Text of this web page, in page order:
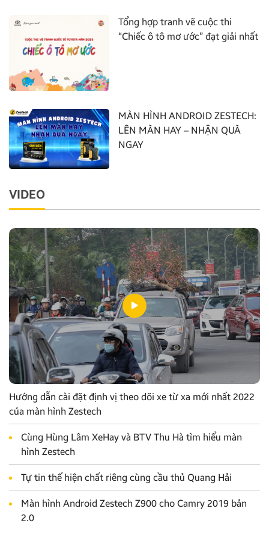
Tổng hợp tranh vẽ cuộc thi
“Chiếc ô tô mơ ước” đạt giải nhất
MÀN HÌNH ANDROID ZESTECH:
LÊN MÀN HAY – NHẬN QUÀ
NGAY
VIDEO
Hướng dẫn cài đặt định vị theo dõi xe từ xa mới nhất 2022
của màn hình Zestech
Cùng Hùng Lâm XeHay và BTV Thu Hà tìm hiểu màn
hình Zestech
Tự tin thể hiện chất riêng cùng cầu thủ Quang Hải
Màn hình Android Zestech Z900 cho Camry 2019 bản
2.0